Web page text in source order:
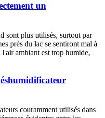
un
sont plus utilisés, surtout par
près du lac se sentiront mal à
ambiant est trop humide,
couramment utilisés dans